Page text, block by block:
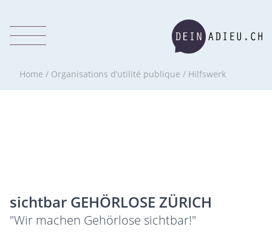
Home / Organisations d’utilité publique / Hilfswerk
sichtbar GEHÖRLOSE ZÜRICH
"Wir machen Gehörlose sichtbar!"